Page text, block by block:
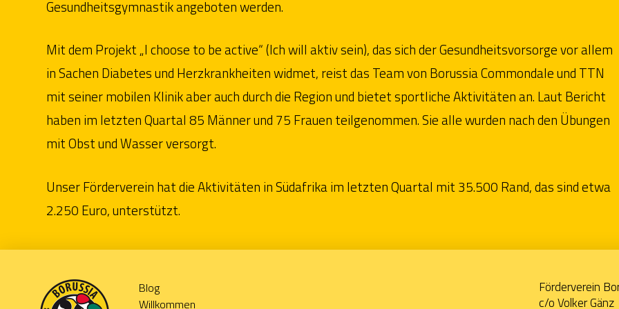
Gesundheitsgymnastik angeboten werden.
Mit dem Projekt „I choose to be active“ (Ich will aktiv sein), das sich der Gesundheitsvorsorge vor allem
in Sachen Diabetes und Herzkrankheiten widmet, reist das Team von Borussia Commondale und TTN
mit seiner mobilen Klinik aber auch durch die Region und bietet sportliche Aktivitäten an. Laut Bericht
haben im letzten Quartal 85 Männer und 75 Frauen teilgenommen. Sie alle wurden nach den Übungen
mit Obst und Wasser versorgt.
Unser Förderverein hat die Aktivitäten in Südafrika im letzten Quartal mit 35.500 Rand, das sind etwa
2.250 Euro, unterstützt.
Blog
Willkommen
Förderverein
c/o Volker Gänz